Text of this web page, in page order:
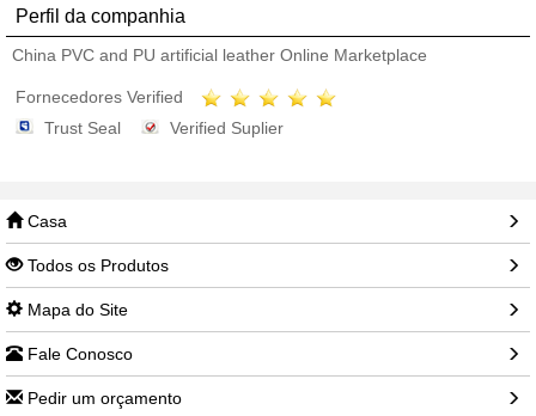
Perfil da companhia
China PVC and PU artificial leather Online Marketplace
Fornecedores Verified
Trust Seal
Verified Suplier
Casa
Todos os Produtos
Mapa do Site
Fale Conosco
Pedir um orçamento